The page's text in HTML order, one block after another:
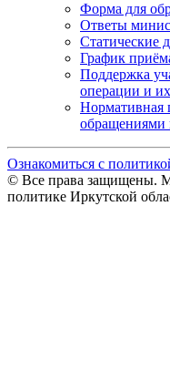
Форма для
Ответы
Статические
График
Поддержка
операции и
Нормативная
обращениями
Ознакомиться с
© Все права защищены.
политике Иркутской